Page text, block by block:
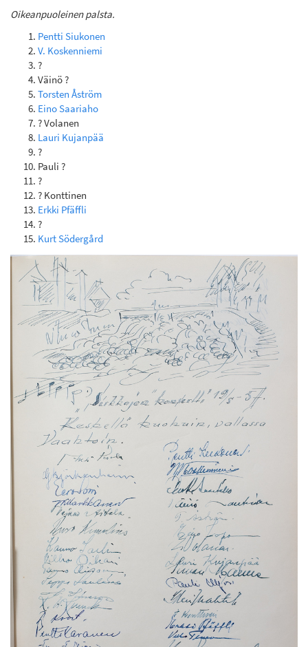
Oikeanpuoleinen palsta.
Pentti Siukonen
V. Koskenniemi
?
Väinö ?
Torsten Åström
Eino Saariaho
? Volanen
Lauri Kujanpää
?
Pauli ?
?
? Konttinen
Erkki Pfäffli
?
Kurt Södergård